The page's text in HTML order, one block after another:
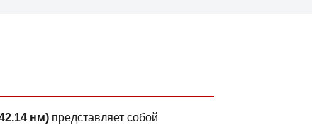
нм) представляет собой